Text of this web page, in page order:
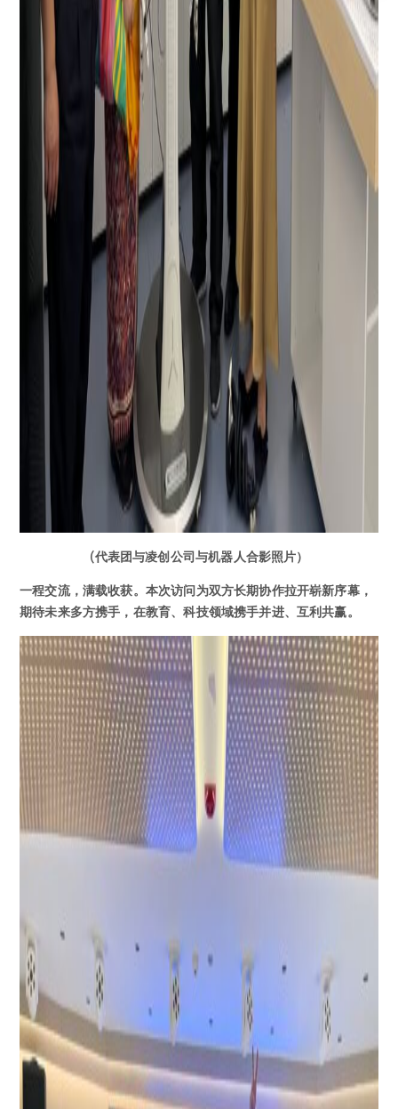
(代表团与凌创公司与机器人合影照片）
一程交流，满载收获。本次访问为双方长期协作拉开崭新序幕，
期待未来多方携手，在教育、科技领域携手并进、互利共赢。